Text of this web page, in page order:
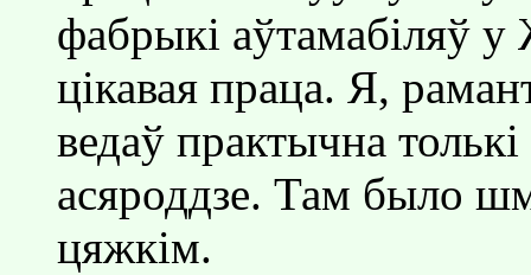
фабрыкi аўтамабiляў у
цiкавая праца. Я,
ведаў практычна
асяроддзе. Там было
цяжкiм.